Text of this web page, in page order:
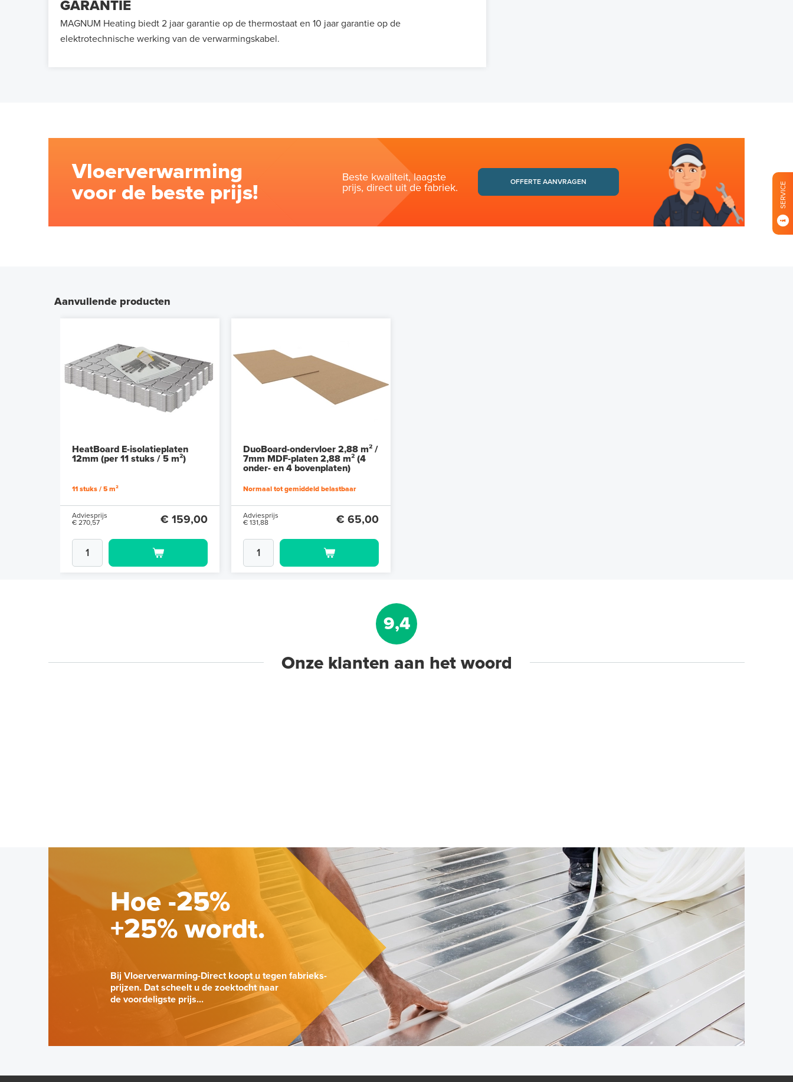
GARANTIE
MAGNUM Heating biedt 2 jaar garantie op de thermostaat en 10 jaar garantie op de
elektrotechnische werking van de verwarmingskabel.
Vloerverwarming
voor de beste prijs!
Beste kwaliteit, laagste
prijs, direct uit de fabriek.
OFFERTE AANVRAGEN
Aanvullende producten
HeatBoard E-isolatieplaten
12mm (per 11 stuks / 5 m²)
11 stuks / 5 m²
Adviesprijs
€ 270,57
€ 159,00
DuoBoard-ondervloer 2,88 m² /
7mm MDF-platen 2,88 m² (4
onder- en 4 bovenplaten)
Normaal tot gemiddeld belastbaar
Adviesprijs
€ 131,88
€ 65,00
9,4
Onze klanten aan het woord
Hoe -25%
+25% wordt.
Bij Vloerverwarming-Direct koopt u tegen fabrieks-
prijzen. Dat scheelt u de zoektocht naar
de voordeligste prijs...
SERVICE